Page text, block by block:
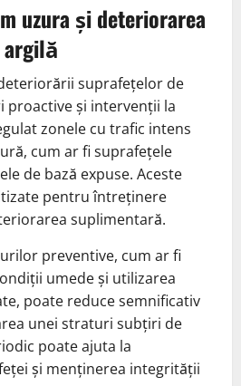
uzura și deteriorarea
suprafețelor de
proactive și intervenții la
zonele cu trafic intens
cum ar fi suprafețele
de bază expuse. Aceste
pentru întreținere
suplimentară.
preventive, cum ar fi
umede și utilizarea
poate reduce semnificativ
unei straturi subțiri de
poate ajuta la
și menținerea integrității